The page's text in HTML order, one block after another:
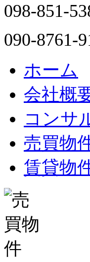
098-851-
090-8761-
ホーム
会社概
コンサ
売買物
賃貸物